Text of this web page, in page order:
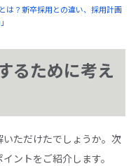
は？新卒採用との違い、採用計画
るために考え
ただけたでしょうか。次
ントをご紹介します。